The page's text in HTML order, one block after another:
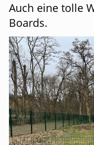
Auch eine tolle
Boards.